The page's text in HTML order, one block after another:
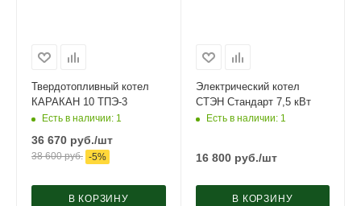
Твердотопливный котел
КАРАКАН 10 ТПЭ-3
Есть в наличии: 1
36 670 руб./шт
38 600руб. -5%
В КОРЗИНУ
Электрический котел
СТЭН Стандарт 7,5 кВт
Есть в наличии: 1
16 800руб./шт
В КОРЗИНУ